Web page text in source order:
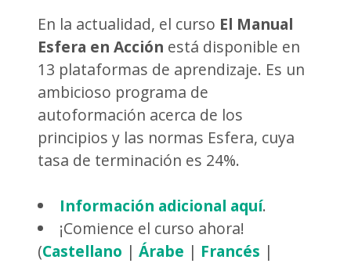
En la actualidad, el curso El Manual
Esfera en Acción está disponible en
13 plataformas de aprendizaje. Es un
ambicioso programa de
autoformación acerca de los
principios y las normas Esfera, cuya
tasa de terminación es 24%.
Información adicional aquí.
¡Comience el curso ahora!
(Castellano |Árabe | Francés |